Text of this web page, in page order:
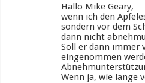
Hallo Mike Geary,
wenn ich den
sondern vor dem
dann nicht
Soll er dann immer
eingenommen
Wenn ja, wie lange